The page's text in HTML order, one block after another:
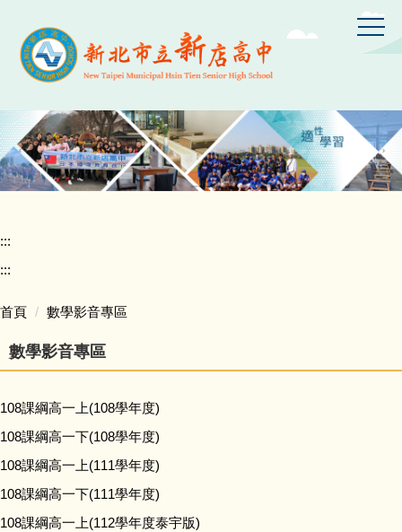
主
容
區
:::
:::
首頁 數學影音專區
數學影音專區
108課綱高一上(108學年度)
108課綱高一下(108學年度)
108課綱高一上(111學年度)
108課綱高一下(111學年度)
108課綱高一上(112學年度泰宇版)